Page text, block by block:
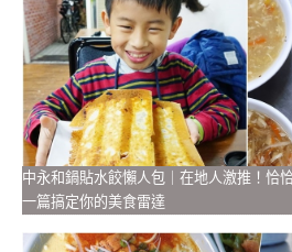
中永和鍋貼水餃懶人包｜在地人激推！恰
一篇搞定你的美食雷達